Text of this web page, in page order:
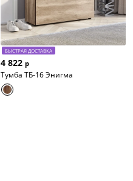
БЫСТРАЯ ДОСТАВКА
4 822 р
Тумба ТБ-16 Энигма